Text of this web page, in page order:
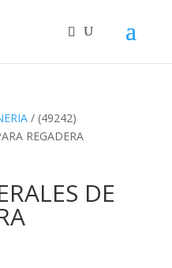
/ (49242)
REGADERA
DE